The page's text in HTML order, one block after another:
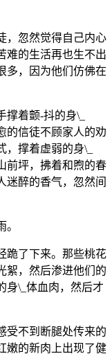
，忽然觉得自己内心
难的生活再也生不出
多，因为他们仿佛在
着颤-抖的身\_
的信徒不顾家人的劝
撑着虚弱的身\_
前坪，拂着和煦的春
迷醉的香气，忽然间
跪了下来。那些桃花
絮，然后渗进他们的
身\_体血肉，然后才
受不到断腿处传来的
嫩的新肉上出现了健